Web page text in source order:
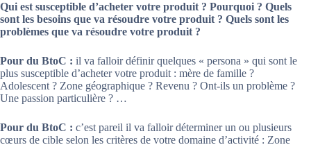
Qui est susceptible d’acheter votre produit ? Pourquoi ? Quels
sont les besoins que va résoudre votre produit ? Quels sont les
problèmes que va résoudre votre produit ?
Pour du BtoC : il va falloir définir quelques « persona » qui sont le
plus susceptible d’acheter votre produit : mère de famille ?
Adolescent ? Zone géographique ? Revenu ? Ont-ils un problème ?
Une passion particulière ? …
Pour du BtoC : c’est pareil il va falloir déterminer un ou plusieurs
cœurs de cible selon les critères de votre domaine d’activité : Zone